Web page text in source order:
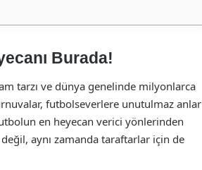
Burada!
tarzı ve dünya genelinde milyonlarca
futbolseverlere unutulmaz anlar
en heyecan verici yönlerinden
aynı zamanda taraftarlar için de